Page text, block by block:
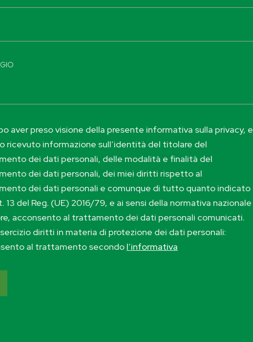
aver preso visione della presente informativa sulla privacy, e
ricevuto informazione sull’identità del titolare del
dei dati personali, delle modalità e finalità del
dei dati personali, dei miei diritti rispetto al
dei dati personali e comunque di tutto quanto indicato
13 del Reg. (UE) 2016/79, e ai sensi della normativa nazionale
acconsento al trattamento dei dati personali comunicati.
diritti in materia di protezione dei dati personali:
al trattamento secondo l’informativa